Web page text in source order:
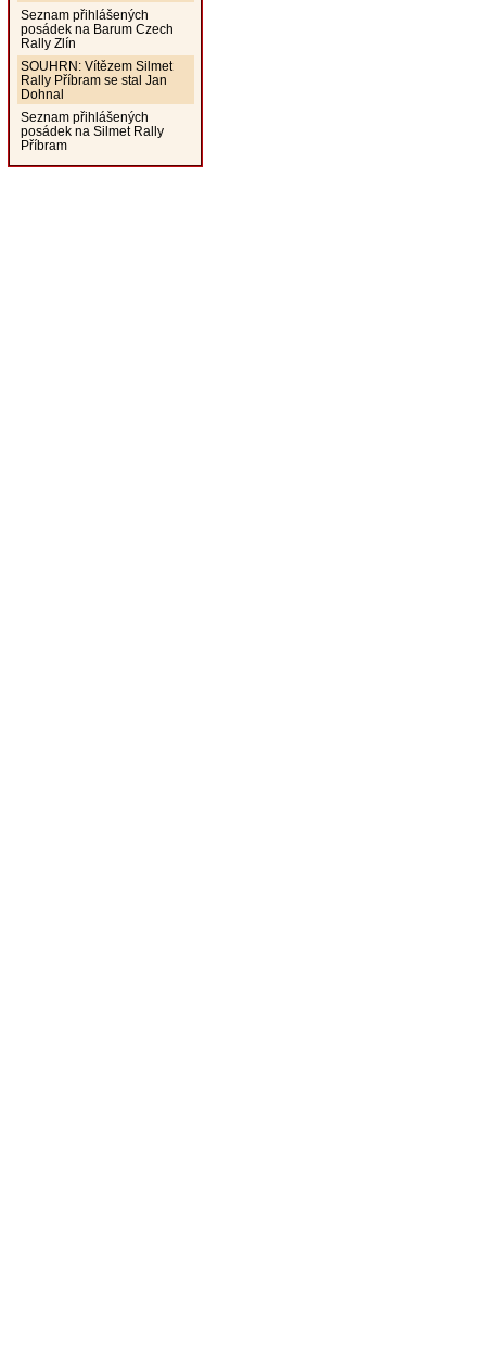
Seznam přihlášených
posádek na Barum Czech
Rally Zlín
SOUHRN: Vítězem Silmet
Rally Příbram se stal Jan
Dohnal
Seznam přihlášených
posádek na Silmet Rally
Příbram